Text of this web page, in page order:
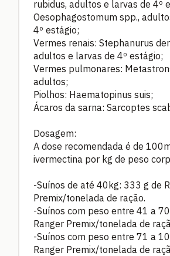
rubidus, adultos e larvas de 4º
Oesophagostomum spp.,
4º estágio;
Vermes renais: Stephanurus
adultos e larvas de 4º estágio;
Vermes pulmonares:
adultos;
Piolhos: Haematopinus suis;
Ácaros da sarna: Sarcoptes
Dosagem:
A dose recomendada é de
ivermectina por kg de peso
-Suínos de até 40kg: 333 g de
Premix/tonelada de ração.
-Suínos com peso entre 41 a
Ranger Premix/tonelada de
-Suínos com peso entre 71 a
Ranger Premix/tonelada de